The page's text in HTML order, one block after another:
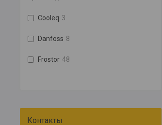
Cooleq 3
Danfoss 8
Frostor 48